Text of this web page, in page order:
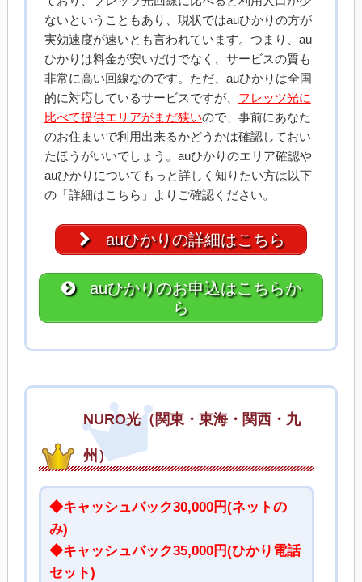
ないということもあり、現状ではauひかりの方が
実効速度が速いとも言われています。つまり、au
ひかりは料金が安いだけでなく、サービスの質も
非常に高い回線なのです。ただ、auひかりは全国
的に対応しているサービスですが、 フレッツ光に
比べて提供エリアがまだ狭いので、事前にあなた
のお住まいで利用出来るかどうかは確認しておい
たほうがいいでしょう。auひかりのエリア確認や
auひかりについてもっと詳しく知りたい方は以下
の「詳細はこちら」よりご確認ください。
auひかりの詳細はこちら
auひかりのお申込はこちらか
ら
NURO光（関東・東海・関西・九
州）
◆キャッシュバック30,000円(ネットの
み)
◆キャッシュバック35,000円(ひかり電話
セット)